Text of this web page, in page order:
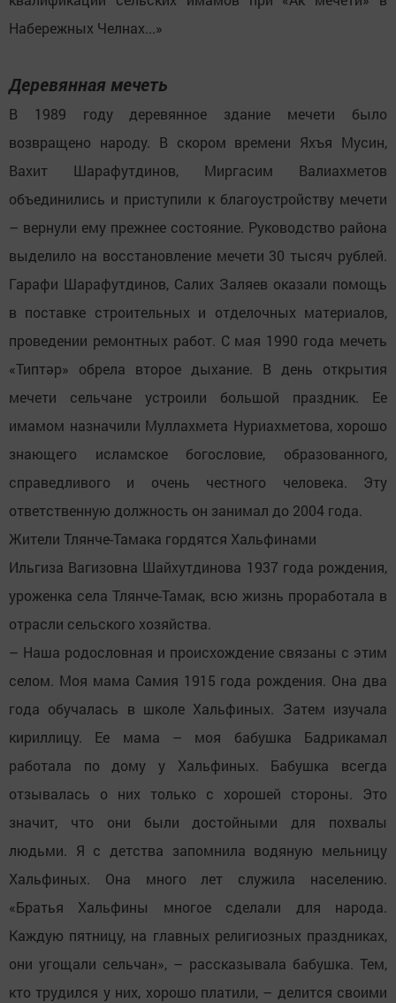
Набережных Челнах...»
Деревянная мечеть
В 1989 году деревянное здание мечети было
возвращено народу. В скором времени Яхъя Мусин,
Вахит Шарафутдинов, Миргасим Валиахметов
объединились и приступили к благоустройству мечети
– вернули ему прежнее состояние. Руководство района
выделило на восстановление мечети 30 тысяч рублей.
Гарафи Шарафутдинов, Салих Заляев оказали помощь
в поставке строительных и отделочных материалов,
проведении ремонтных работ. С мая 1990 года мечеть
«Типтәр» обрела второе дыхание. В день открытия
мечети сельчане устроили большой праздник. Ее
имамом назначили Муллахмета Нуриахметова, хорошо
знающего исламское богословие, образованного,
справедливого и очень честного человека. Эту
ответственную должность он занимал до 2004 года.
Жители Тлянче-Тамака гордятся Хальфинами
Ильгиза Вагизовна Шайхутдинова 1937 года рождения,
уроженка села Тлянче-Тамак, всю жизнь проработала в
отрасли сельского хозяйства.
– Наша родословная и происхождение связаны с этим
селом. Моя мама Самия 1915 года рождения. Она два
года обучалась в школе Хальфиных. Затем изучала
кириллицу. Ее мама – моя бабушка Бадрикамал
работала по дому у Хальфиных. Бабушка всегда
отзывалась о них только с хорошей стороны. Это
значит, что они были достойными для похвалы
людьми. Я с детства запомнила водяную мельницу
Хальфиных. Она много лет служила населению.
«Братья Хальфины многое сделали для народа.
Каждую пятницу, на главных религиозных праздниках,
они угощали сельчан», – рассказывала бабушка. Тем,
кто трудился у них, хорошо платили, – делится своими